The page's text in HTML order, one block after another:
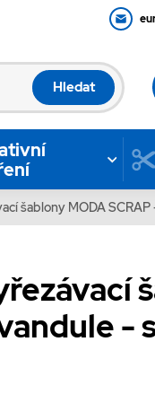
Hledat
šablony MODA SCRAP
-